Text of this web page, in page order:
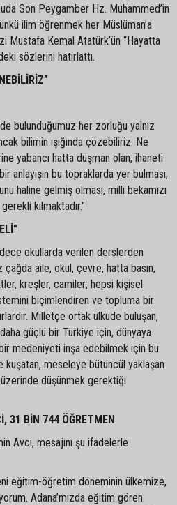
Son Peygamber Hz. Muhammed’in
ilim öğrenmek her Müslüman’a
Mustafa Kemal Atatürk’ün “Hayatta
sözlerini hatırlattı.
bulunduğumuz her zorluğu yalnız
bilimin ışığında çözebiliriz. Ne
yabancı hatta düşman olan, ihaneti
anlayışın bu topraklarda yer bulması,
haline gelmiş olması, milli bekamızı
kılmaktadır."
okullarda verilen derslerden
çağda aile, okul, çevre, hatta basın,
kreşler, camiler; hepsi kişisel
biçimlendiren ve topluma bir
Milletçe ortak ülküde buluşan,
güçlü bir Türkiye için, dünyaya
medeniyeti inşa edebilmek için bu
kuşatan, meseleye bütüncül yaklaşan
düşünmek gerektiği
31 BİN 744 ÖĞRETMEN
Avcı, mesajını şu ifadelerle
eğitim-öğretim döneminin ülkemize,
Adana’mızda eğitim gören